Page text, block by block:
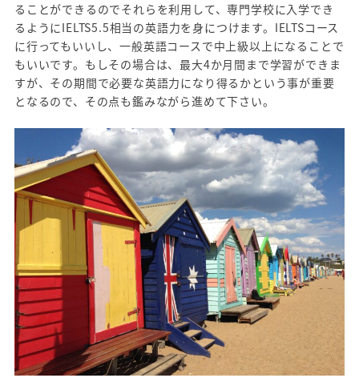
ることができるのでそれらを利用して、専門学校に入学でき
るようにIELTS5.5相当の英語力を身につけます。IELTSコース
に行ってもいいし、一般英語コースで中上級以上になることで
もいいです。もしその場合は、最大4か月間まで学習ができま
すが、その期間で必要な英語力になり得るかという事が重要
となるので、その点も鑑みながら進めて下さい。